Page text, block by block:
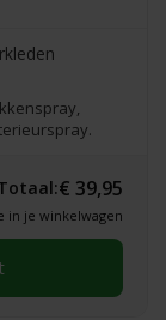
€ 39,95
in je winkelwagen